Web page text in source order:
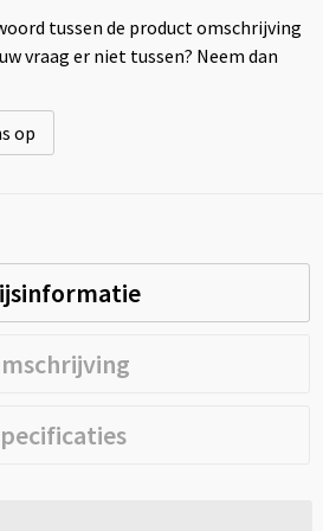
tussen de product omschrijving
vraag er niet tussen? Neem dan
op